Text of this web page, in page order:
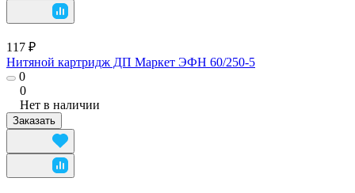
117 ₽
Нитяной картридж ДП Маркет ЭФН 60/250-5
0
0
Нет в наличии
Заказать